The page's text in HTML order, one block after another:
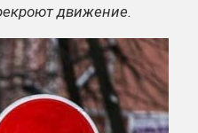
движение.